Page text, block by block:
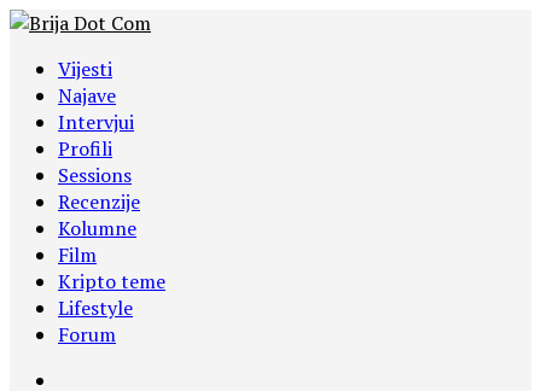
Vijesti
Najave
Intervjui
Profili
Sessions
Recenzije
Kolumne
Film
Kripto teme
Lifestyle
Forum